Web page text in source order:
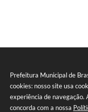
Prefeitura Municipal de
cookies: nosso site usa
experiência de navegação.
concorda com a nossa